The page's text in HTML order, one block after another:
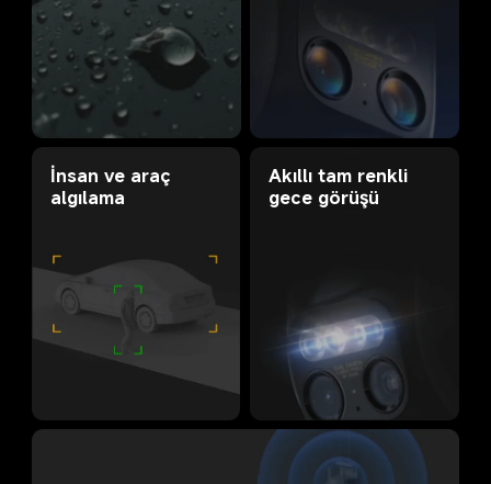
İnsan ve araç
algılama
Akıllı tam renkli
gece görüşü